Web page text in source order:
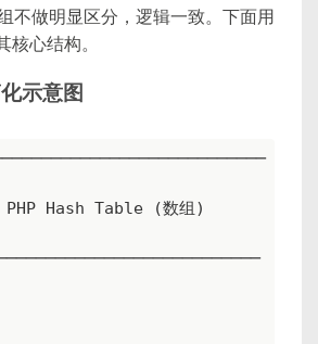
不做明显区分，逻辑一致。下面用
核心结构。
示意图
Hash Table (数组)